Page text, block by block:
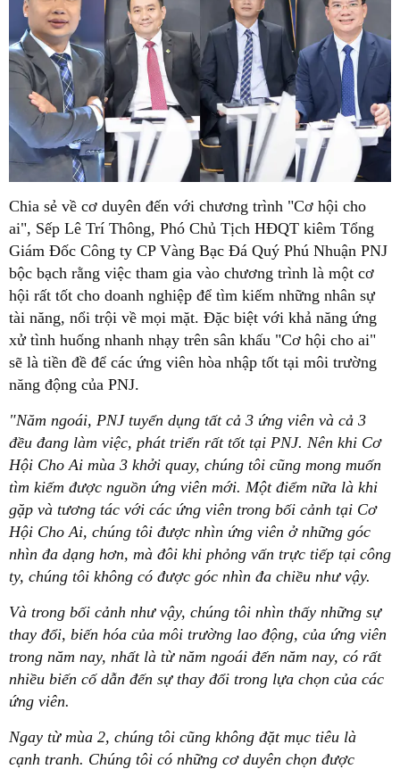
Chia sẻ về cơ duyên đến với chương trình "Cơ hội cho
ai", Sếp Lê Trí Thông, Phó Chủ Tịch HĐQT kiêm Tổng
Giám Đốc Công ty CP Vàng Bạc Đá Quý Phú Nhuận PNJ
bộc bạch rằng việc tham gia vào chương trình là một cơ
hội rất tốt cho doanh nghiệp để tìm kiếm những nhân sự
tài năng, nổi trội về mọi mặt. Đặc biệt với khả năng ứng
xử tình huống nhanh nhạy trên sân khấu "Cơ hội cho ai"
sẽ là tiền đề để các ứng viên hòa nhập tốt tại môi trường
năng động của PNJ.
"Năm ngoái, PNJ tuyển dụng tất cả 3 ứng viên và cả 3
đều đang làm việc, phát triển rất tốt tại PNJ. Nên khi Cơ
Hội Cho Ai mùa 3 khởi quay, chúng tôi cũng mong muốn
tìm kiếm được nguồn ứng viên mới. Một điểm nữa là khi
gặp và tương tác với các ứng viên trong bối cảnh tại Cơ
Hội Cho Ai, chúng tôi được nhìn ứng viên ở những góc
nhìn đa dạng hơn, mà đôi khi phỏng vấn trực tiếp tại công
ty, chúng tôi không có được góc nhìn đa chiều như vậy.
Và trong bối cảnh như vậy, chúng tôi nhìn thấy những sự
thay đổi, biến hóa của môi trường lao động, của ứng viên
trong năm nay, nhất là từ năm ngoái đến năm nay, có rất
nhiều biến cố dẫn đến sự thay đổi trong lựa chọn của các
ứng viên.
Ngay từ mùa 2, chúng tôi cũng không đặt mục tiêu là
cạnh tranh. Chúng tôi có những cơ duyên chọn được